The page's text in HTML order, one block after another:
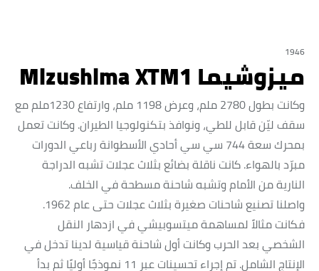
1946
ميزوشيما Mizushima XTM1
وكانت بطول 2780 ملم، وعرض 1198 ملم، وارتفاع 1230ملم مع
سقف ليّن قابل للطي، ونوافذ بتكنولوجيا الطيران. وكانت تعمل
بمحرك سعة 744 سي سي أحادي الأسطوانة رباعي الدورات
مبرّد بالهواء. كانت ناقلة بضائع بثلاث عجلات تشبه الدراجة
النارية من الأمام وتشبه شاحنة مسطحة في الخلف.
واصلنا تصنيع شاحنات صغيرة بثلاث عجلات حتى عام 1962.
فكانت مثالاً لمساهمة ميتسوبيشي في ازدهار النقل
الشخصي بعد الحرب وكانت أول شاحنة قياسية لدينا تدخل في
الإنتاج الشامل. تم إجراء تحسينات عبر 11 نموذجًا أوليًا ثم بدأ